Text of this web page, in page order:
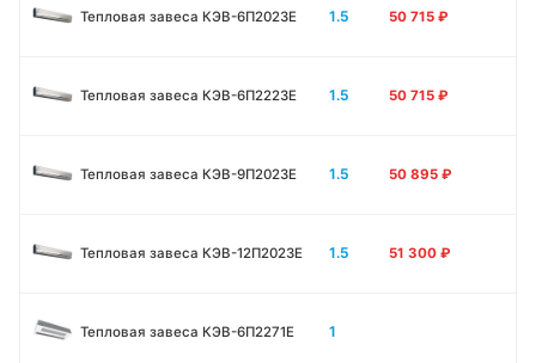
Тепловая завеса КЭВ-6П2023E 1.5 50 715 ₽
Тепловая завеса КЭВ-6П2223E 1.5 50 715 ₽
Тепловая завеса КЭВ-9П2023E 1.5 50 895 ₽
Тепловая завеса КЭВ-12П2023E 1.5 51 300 ₽
Тепловая завеса КЭВ-6П2271E 1